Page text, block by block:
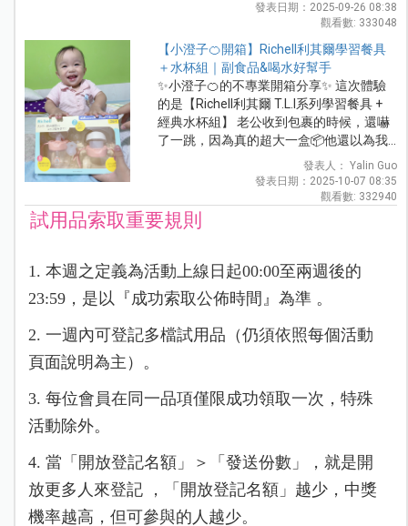
發表日期：2025-09-26 08:38
觀看數: 333048
【小澄子🍊開箱】Richell利其爾學習餐具
＋水杯組｜副食品&喝水好幫手
✨小澄子🍊的不專業開箱分享✨ 這次體驗
的是【Richell利其爾 T.L.I系列學習餐具 +
經典水杯組】 老公收到包裹的時候，還嚇
了一跳，因為真的超大一盒📦他還以為我...
發表人： Yalin Guo
發表日期：2025-10-07 08:35
觀看數: 332940
試用品索取重要規則
1. 本週之定義為活動上線日起00:00至兩週後的
23:59，是以『成功索取公佈時間』為準 。
2. 一週內可登記多檔試用品（仍須依照每個活動
頁面說明為主）。
3. 每位會員在同一品項僅限成功領取一次，特殊
活動除外。
4. 當「開放登記名額」＞「發送份數」，就是開
放更多人來登記 ，「開放登記名額」越少，中獎
機率越高，但可參與的人越少。